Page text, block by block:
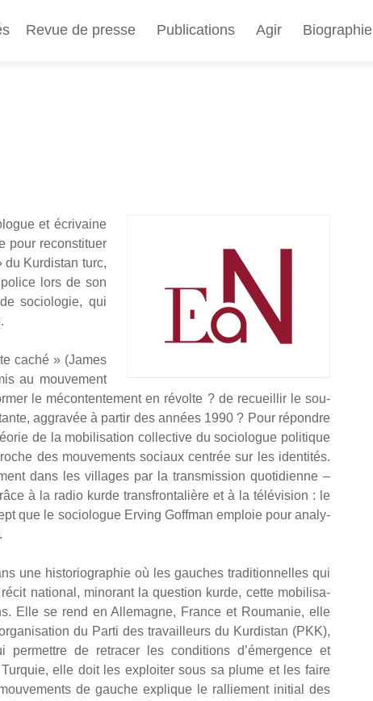
au
Revue de presse Publications Agir Biographie
et écri­vaine
pour recons­ti­tuer
du Kur­dis­tan turc,
lors de son
socio­lo­gie, qui
caché » (James
au mou­ve­ment
le mécon­ten­te­ment en révolte ? de recueillir le sou­
aggra­vée à par­tir des années 1990 ? Pour répondre
de la mobi­li­sa­tion col­lec­tive du socio­logue poli­tique
des mou­ve­ments sociaux cen­trée sur les iden­ti­tés.
dans les vil­lages par la trans­mis­sion quo­ti­dienne –
à la radio kurde trans­fron­ta­lière et à la télé­vi­sion : le
que le socio­logue Erving Goff­man emploie pour ana­ly­
une his­to­rio­gra­phie où les gauches tra­di­tion­nelles qui
natio­nal, mino­rant la ques­tion kurde, cette mobi­li­sa­
Elle se rend en Alle­magne, France et Rou­ma­nie, elle
du Par­ti des tra­vailleurs du Kur­dis­tan (PKK),
de retra­cer les condi­tions d’émergence et
elle doit les exploi­ter sous sa plume et les faire
de gauche explique le ral­lie­ment ini­tial des